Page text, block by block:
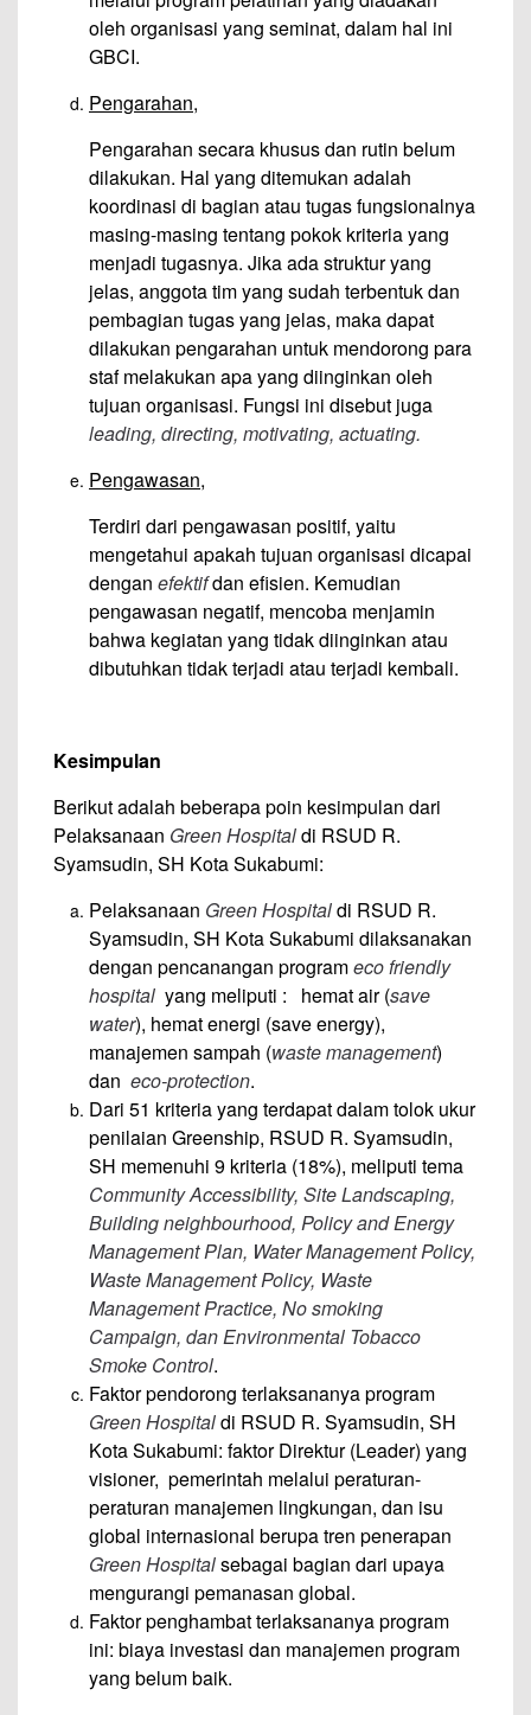
oleh organisasi yang seminat, dalam hal ini
GBCI.
Pengarahan,
Pengarahan secara khusus dan rutin belum
dilakukan. Hal yang ditemukan adalah
koordinasi di bagian atau tugas fungsionalnya
masing-masing tentang pokok kriteria yang
menjadi tugasnya. Jika ada struktur yang
jelas, anggota tim yang sudah terbentuk dan
pembagian tugas yang jelas, maka dapat
dilakukan pengarahan untuk mendorong para
staf melakukan apa yang diinginkan oleh
tujuan organisasi. Fungsi ini disebut juga
leading, directing, motivating, actuating.
Pengawasan,
Terdiri dari pengawasan positif, yaitu
mengetahui apakah tujuan organisasi dicapai
dengan efektifdan efisien. Kemudian
pengawasan negatif, mencoba menjamin
bahwa kegiatan yang tidak diinginkan atau
dibutuhkan tidak terjadi atau terjadi kembali.
Kesimpulan
Berikut adalah beberapa poin kesimpulan dari
Pelaksanaan Green Hospitaldi RSUD R.
Syamsudin, SH Kota Sukabumi:
Pelaksanaan Green Hospitaldi RSUD R.
Syamsudin, SH Kota Sukabumi dilaksanakan
dengan pencanangan programeco friendly
hospital yang meliputi : hemat air (save
water), hemat energi (save energy),
manajemen sampah (waste management)
dan eco-protection.
Dari 51 kriteria yang terdapat dalam tolok ukur
penilaian Greenship, RSUD R. Syamsudin,
SH memenuhi 9 kriteria (18%), meliputi tema
Community Accessibility, Site Landscaping,
Building neighbourhood, Policy and Energy
Management Plan, Water Management Policy,
Waste Management Policy, Waste
Management Practice, No smoking
Campaign, dan Environmental Tobacco
Smoke Control.
Faktor pendorong terlaksananya program
Green Hospitaldi RSUD R. Syamsudin, SH
Kota Sukabumi: faktor Direktur (Leader) yang
visioner, pemerintah melalui peraturan-
peraturan manajemen lingkungan, dan isu
global internasional berupa tren penerapan
Green Hospitalsebagai bagian dari upaya
mengurangi pemanasan global.
Faktor penghambat terlaksananya program
ini: biaya investasi dan manajemen program
yang belum baik.